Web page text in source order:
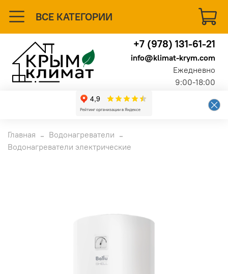
ВСЕ КАТЕГОРИИ
+7 (978) 131-61-21
info@klimat-krym.com
Ежедневно
9:00-18:00
Главная
Водонагреватели
Водонагреватели электрические